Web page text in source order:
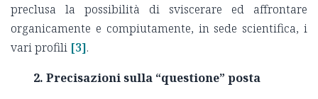
preclusa la possibilità di sviscerare ed affrontare
organicamente e compiutamente, in sede scientifica, i
vari profili [3].
2. Precisazioni sulla “questione” posta